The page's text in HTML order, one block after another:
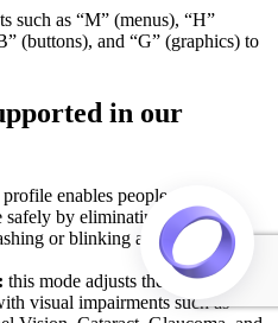
such as “M” (menus), “H”
(buttons), and “G” (graphics) to
in our
enables people with
by eliminating the risk of
or blinking animations and
this mode adjusts the website for
visual impairments such as